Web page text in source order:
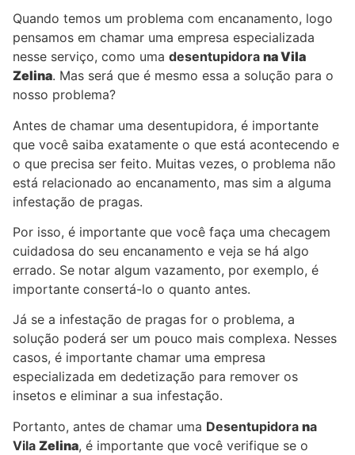
Quando temos um problema com encanamento, logo
pensamos em chamar uma empresa especializada
nesse serviço, como uma desentupidora na Vila
Zelina. Mas será que é mesmo essa a solução para o
nosso problema?
Antes de chamar uma desentupidora, é importante
que você saiba exatamente o que está acontecendo e
o que precisa ser feito. Muitas vezes, o problema não
está relacionado ao encanamento, mas sim a alguma
infestação de pragas.
Por isso, é importante que você faça uma checagem
cuidadosa do seu encanamento e veja se há algo
errado. Se notar algum vazamento, por exemplo, é
importante consertá-lo o quanto antes.
Já se a infestação de pragas for o problema, a
solução poderá ser um pouco mais complexa. Nesses
casos, é importante chamar uma empresa
especializada em dedetização para remover os
insetos e eliminar a sua infestação.
Portanto, antes de chamar uma Desentupidora na
Vila Zelina, é importante que você verifique se o